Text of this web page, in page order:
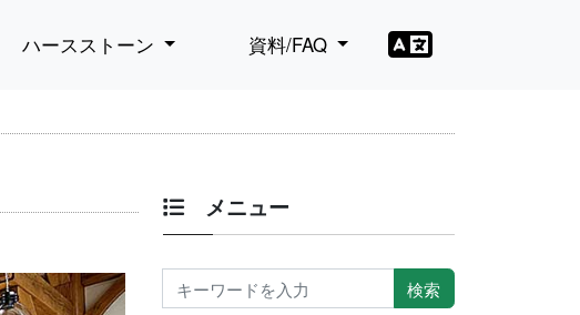
ハースストーン 資料/FAQ
メニュー